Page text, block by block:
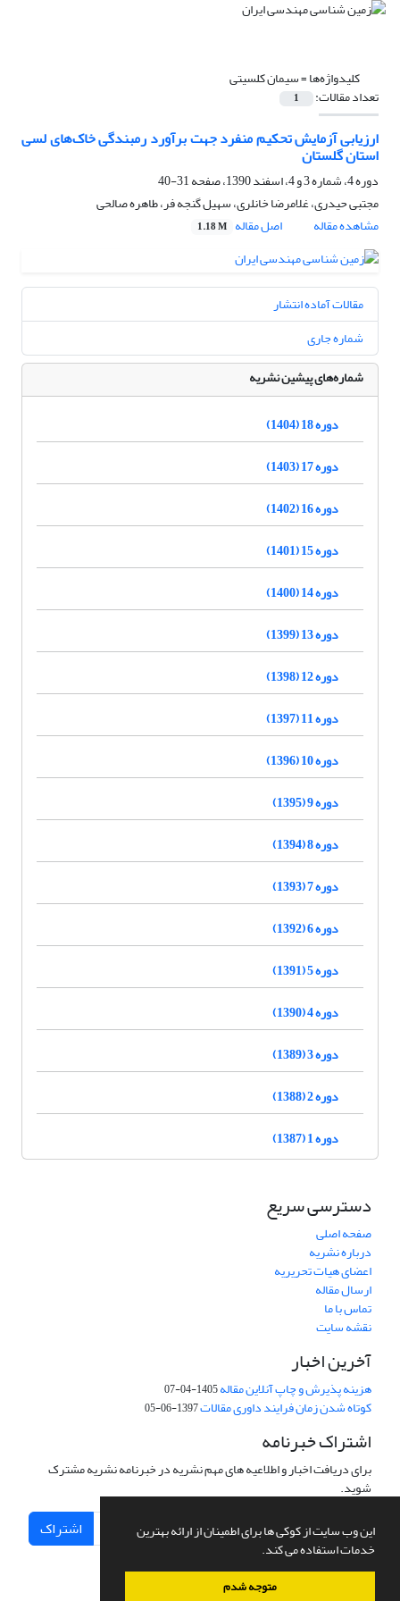
این وب سایت از کوکی ها برای اطمینان از ارائه بهترین
خدمات استفاده می کند.
متوجه شدم
کلیدواژه‌ها =سیمان کلسیتی
تعداد مقالات: 1
ارزیابی آزمایش تحکیم منفرد جهت برآورد رمبندگی خاک‌های لسی
استان گلستان
دوره 4، شماره 3 و 4، اسفند 1390، صفحه
31-40
مجتبی حیدری، غلامرضا خانلری، سهیل گنجه­ فر، طاهره صالحی
مشاهده مقاله
اصل مقاله 1.18 M
مقالات آماده انتشار
شماره جاری
شماره‌های پیشین نشریه
دوره 18 (1404)
دوره 17 (1403)
دوره 16 (1402)
دوره 15 (1401)
دوره 14 (1400)
دوره 13 (1399)
دوره 12 (1398)
دوره 11 (1397)
دوره 10 (1396)
دوره 9 (1395)
دوره 8 (1394)
دوره 7 (1393)
دوره 6 (1392)
دوره 5 (1391)
دوره 4 (1390)
دوره 3 (1389)
دوره 2 (1388)
دوره 1 (1387)
دسترسی سریع
صفحه اصلی
درباره نشریه
اعضای هیات تحریریه
ارسال مقاله
تماس با ما
نقشه سایت
آخرین اخبار
هزینه پذیرش و چاپ آنلاین مقاله1405-04-07
کوتاه شدن زمان فرایند داوری مقالات1397-06-05
اشتراک خبرنامه
برای دریافت اخبار و اطلاعیه های مهم نشریه در خبرنامه نشریه مشترک
شوید.
اشتراک